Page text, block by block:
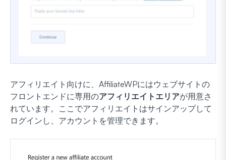
アフィリエイト向けに、AffiliateWPにはウェブサイトの
フロントエンドに専用のアフィリエイトエリアが用意さ
れています。ここでアフィリエイトはサインアップして
ログインし、アカウントを管理できます。